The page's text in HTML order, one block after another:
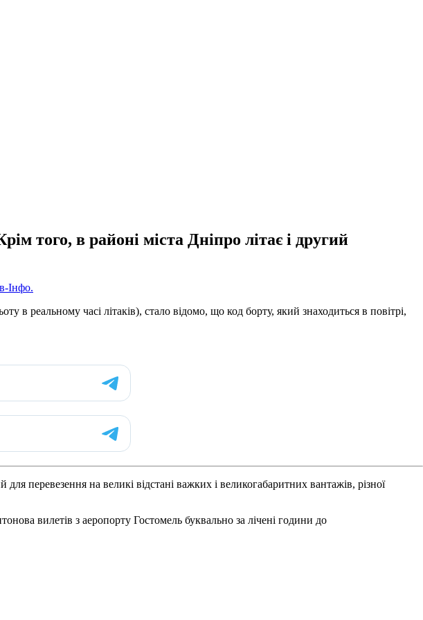
того, в районі міста Дніпро літає і другий
Інфо.
в реальному часі літаків), стало відомо, що код борту, який знаходиться в повітрі,
перевезення на великі відстані важких і великогабаритних вантажів, різної
вилетів з аеропорту Гостомель буквально за лічені години до